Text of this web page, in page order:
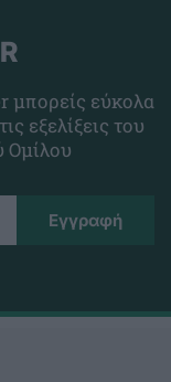
μπορείς εύκολα
εξελίξεις του
Ομίλου